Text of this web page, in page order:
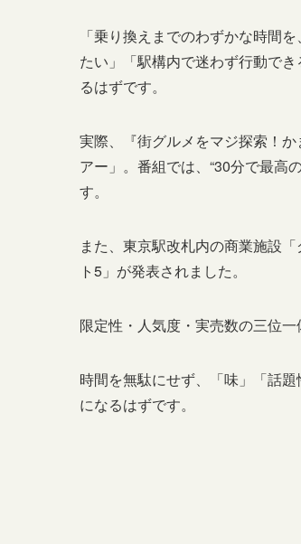
「乗り換えまでのわずかな時間
たい」「駅構内で迷わず行動で
るはずです。
実際、『街グルメをマジ探索！
アー」。番組では、“30分で最高
す。
また、東京駅改札内の商業施設
ト5」が発表されました。
限定性・人気度・実売数の三位一
時間を無駄にせず、「味」「話
になるはずです。